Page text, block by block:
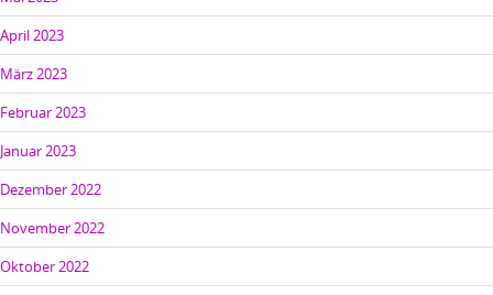
April 2023
März 2023
Februar 2023
Januar 2023
Dezember 2022
November 2022
Oktober 2022